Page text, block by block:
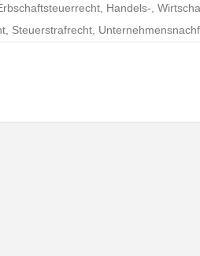
Handels-,
Steuerstrafrecht,